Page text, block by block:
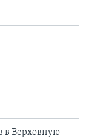
в Верховную